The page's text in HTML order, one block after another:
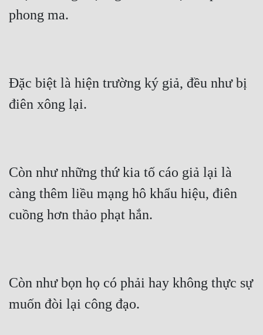
phong ma.
Đặc biệt là hiện trường ký giả, đều như bị
điên xông lại.
Còn như những thứ kia tố cáo giả lại là
càng thêm liều mạng hô khẩu hiệu, điên
cuồng hơn thảo phạt hắn.
Còn như bọn họ có phải hay không thực sự
muốn đòi lại công đạo.